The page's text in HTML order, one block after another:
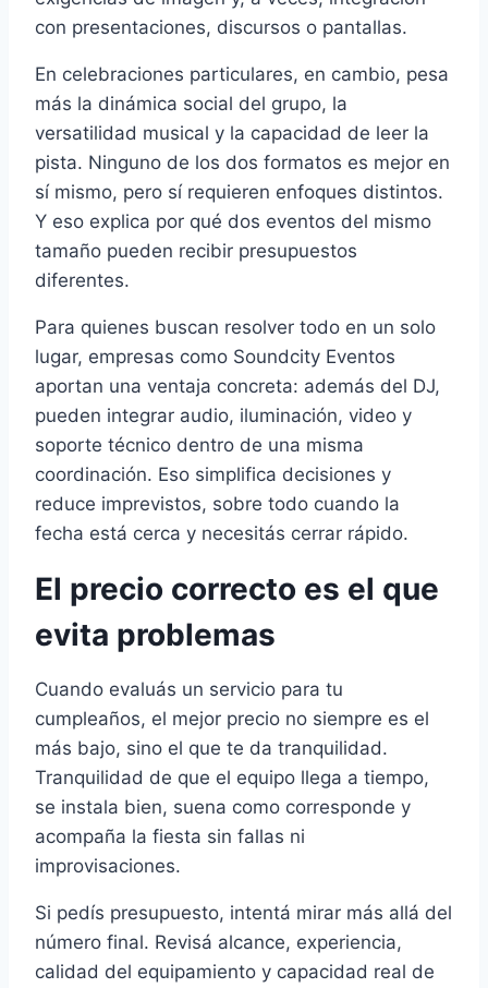
con presentaciones, discursos o pantallas.
En celebraciones particulares, en cambio, pesa
más la dinámica social del grupo, la
versatilidad musical y la capacidad de leer la
pista. Ninguno de los dos formatos es mejor en
sí mismo, pero sí requieren enfoques distintos.
Y eso explica por qué dos eventos del mismo
tamaño pueden recibir presupuestos
diferentes.
Para quienes buscan resolver todo en un solo
lugar, empresas como Soundcity Eventos
aportan una ventaja concreta: además del DJ,
pueden integrar audio, iluminación, video y
soporte técnico dentro de una misma
coordinación. Eso simplifica decisiones y
reduce imprevistos, sobre todo cuando la
fecha está cerca y necesitás cerrar rápido.
El precio correcto es el que
evita problemas
Cuando evaluás un servicio para tu
cumpleaños, el mejor precio no siempre es el
más bajo, sino el que te da tranquilidad.
Tranquilidad de que el equipo llega a tiempo,
se instala bien, suena como corresponde y
acompaña la fiesta sin fallas ni
improvisaciones.
Si pedís presupuesto, intentá mirar más allá del
número final. Revisá alcance, experiencia,
calidad del equipamiento y capacidad real de